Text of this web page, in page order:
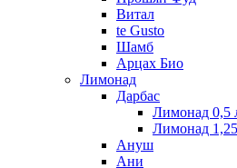
Витал
te Gusto
Шамб
Арцах Био
Лимонад
Дарбас
Лимонад 0,5
Лимонад
Ануш
Ани